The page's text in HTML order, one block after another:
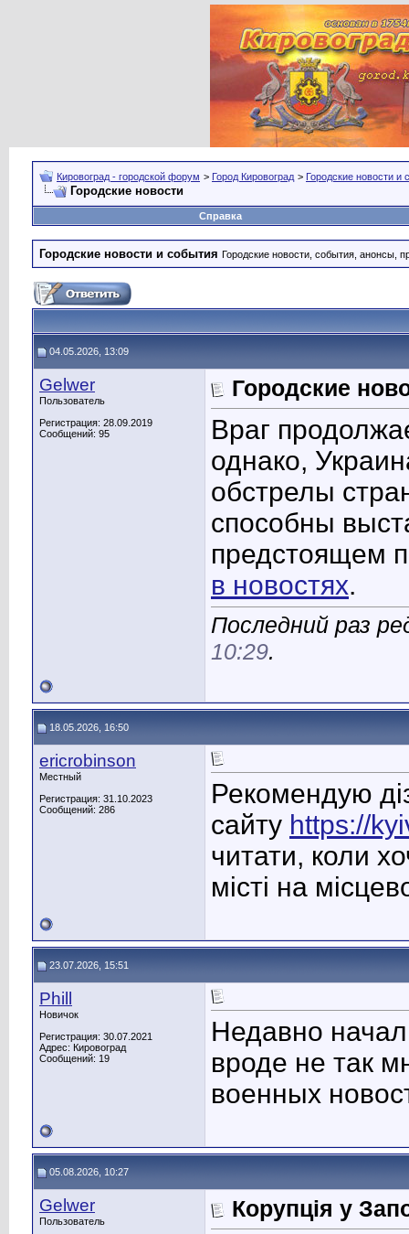
Кировоград - городской форум > Город Кировоград > Городские новости и
Городские новости
Справка
Городские новости и события Городские новости, события, анонсы,
04.05.2026, 13:09
Gelwer
Пользователь
Регистрация: 28.09.2019
Сообщений: 95
Городские
Враг
однако,
обстрелы
способны
предстоящем
в новостях.
Последний раз
10:29.
18.05.2026, 16:50
ericrobinson
Местный
Регистрация: 31.10.2023
Сообщений: 286
Рекомендую
сайту https://
читати, коли
місті на
23.07.2026, 15:51
Phill
Новичок
Регистрация: 30.07.2021
Адрес: Кировоград
Сообщений: 19
Недавно
вроде не так
военных
05.08.2026, 10:27
Gelwer
Пользователь
Корупція у